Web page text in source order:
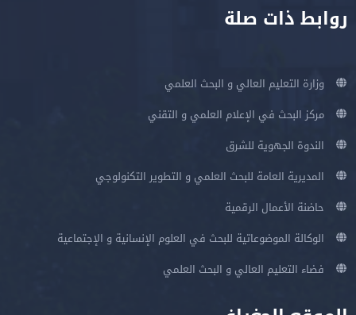
روابط ذات صلة
وزارة التعليم العالي و البحث العلمي
مركز البحث في الإعلام العلمي و التقني
الندوة الجهوية للشرق
المديرية العامة للبحث العلمي و التطوير التكنولوجي
حاضنة الأعمال الرقمية
الوكالة الموضوعاتية للبحث في العلوم الإنسانية و الإجتماعية
فضاء التعليم العالي و البحث العلمي